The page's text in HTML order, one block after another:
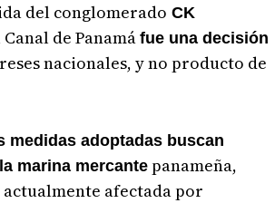
del conglomerado CK
de Panamáfue una decisión
nacionales, y no producto de
medidas adoptadas buscan
marina mercantepanameña,
afectada por